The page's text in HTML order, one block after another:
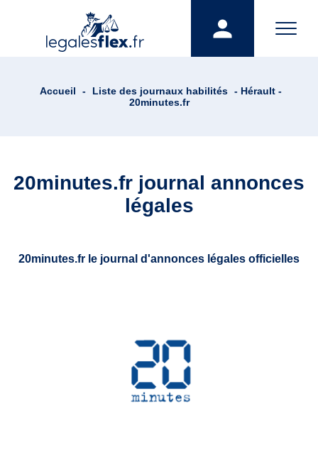
Accueil - Liste des journaux habilités - Hérault -
20minutes.fr
20minutes.fr journal annonces
légales
20minutes.fr le journal d'annonces légales officielles